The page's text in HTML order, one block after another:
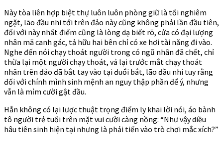
Này tòa liên hợp biệt thự luôn luôn phòng giữ là tối nghiêm
ngặt, lão đầu nhi tới trên đảo này cũng không phải lần đầu tiên,
đối với này nhất điểm cũng là lòng dạ biết rõ, cửa có đại lượng
nhân mã canh gác, tả hữu hai bên chỉ có xe hơi tài năng đi vào.
Nghe đến nói chạy thoát người trong có ngũ nhân đã chết, chỉ
thừa lại một người chạy thoát, vả lại trước mắt chạy thoát
nhân trên đảo đã bắt tay vào tại đuổi bắt, lão đầu nhi tuy rằng
đối với chính mình sinh mệnh an nguy thập phần để ý, nhưng
vẫn là mỉm cười gật đầu.
Hắn không có lại lược thuật trọng điểm ly khai lời nói, áo bành
tô người trẻ tuổi trên mặt vui cười càng nồng: “Như vậy diều
hâu tiên sinh hiện tại nhưng là phải tiến vào trò chơi mắc xích?”